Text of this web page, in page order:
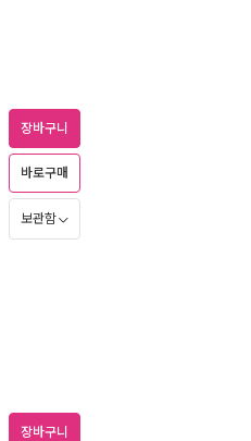
장바구니
바로구매
보관함
장바구니